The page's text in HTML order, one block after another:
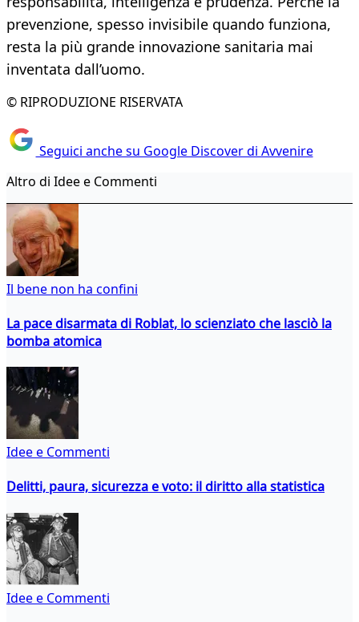
prevenzione, spesso invisibile quando funziona,
resta la più grande innovazione sanitaria mai
inventata dall’uomo.
© RIPRODUZIONE RISERVATA
Seguici anche su Google Discover di Avvenire
Altro di Idee e Commenti
Il bene non ha confini
La pace disarmata di Roblat, lo scienziato che lasciò la
bomba atomica
Idee e Commenti
Delitti, paura, sicurezza e voto: il diritto alla statistica
Idee e Commenti